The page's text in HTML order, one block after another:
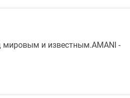
мировым и известным.AMANI -